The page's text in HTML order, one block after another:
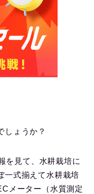
しょうか？
を見て、水耕栽培に
一式揃えて水耕栽培
メーター（水質測定